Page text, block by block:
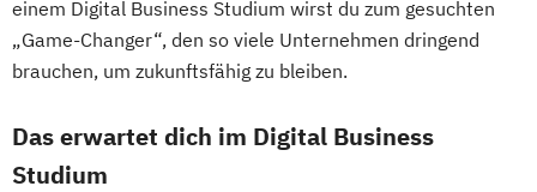
Technische Informatik
Wasserstofftechnologien
Wirtschaftsinformatik
Wirtschaftsingenieurwesen
Baumanagement
Französisch Sprachkurs A1
Französisch Sprachkurs A2
Französisch Sprachkurs B2
Französisch Sprachkurs C1
Produktentwicklung & Simulation
Mechatronik und Robotik
Medical Engineering & eHealth
Bioprozesstechnik
Projekt und Prozessmanagement
einem Digital Business Studium wirst du zum gesuchten
„Game-Changer“, den so viele Unternehmen dringend
brauchen, um zukunftsfähig zu bleiben.
Das erwartet dich im Digital Business
Studium